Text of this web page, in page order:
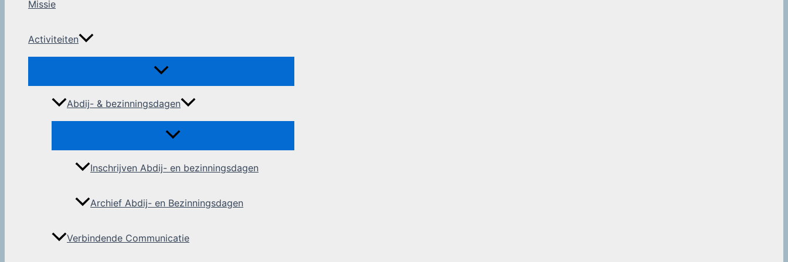
Missie
Activiteiten
Abdij- & bezinningsdagen
Inschrijven Abdij- en bezinningsdagen
Archief Abdij- en Bezinningsdagen
Verbindende Communicatie